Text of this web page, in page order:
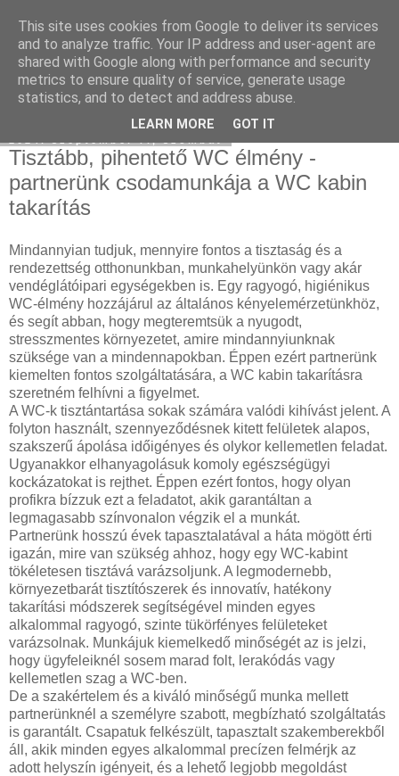
Használt Tesla
Tisztább, pihentető WC élmény -
partnerünk csodamunkája a WC kabin
takarítás
Mindannyian tudjuk, mennyire fontos a tisztaság és a
rendezettség otthonunkban, munkahelyünkön vagy akár
vendéglátóipari egységekben is. Egy ragyogó, higiénikus
WC-élmény hozzájárul az általános kényelemérzetünkhöz,
és segít abban, hogy megteremtsük a nyugodt,
stresszmentes környezetet, amire mindannyiunknak
szüksége van a mindennapokban. Éppen ezért partnerünk
kiemelten fontos szolgáltatására, a WC kabin takarításra
szeretném felhívni a figyelmet.
A WC-k tisztántartása sokak számára valódi kihívást jelent. A
folyton használt, szennyeződésnek kitett felületek alapos,
szakszerű ápolása időigényes és olykor kellemetlen feladat.
Ugyanakkor elhanyagolásuk komoly egészségügyi
kockázatokat is rejthet. Éppen ezért fontos, hogy olyan
profikra bízzuk ezt a feladatot, akik garantáltan a
legmagasabb színvonalon végzik el a munkát.
Partnerünk hosszú évek tapasztalatával a háta mögött érti
igazán, mire van szükség ahhoz, hogy egy WC-kabint
tökéletesen tisztává varázsoljunk. A legmodernebb,
környezetbarát tisztítószerek és innovatív, hatékony
takarítási módszerek segítségével minden egyes
alkalommal ragyogó, szinte tükörfényes felületeket
varázsolnak. Munkájuk kiemelkedő minőségét az is jelzi,
hogy ügyfeleiknél sosem marad folt, lerakódás vagy
kellemetlen szag a WC-ben.
De a szakértelem és a kiváló minőségű munka mellett
partnerünknél a személyre szabott, megbízható szolgáltatás
is garantált. Csapatuk felkészült, tapasztalt szakemberekből
áll, akik minden egyes alkalommal precízen felmérjk az
adott helyszín igényeit, és a lehető legjobb megoldást
This site uses cookies from Google to deliver its services
and to analyze traffic. Your IP address and user-agent are
shared with Google along with performance and security
metrics to ensure quality of service, generate usage
statistics, and to detect and address abuse.
LEARN MORE GOT IT